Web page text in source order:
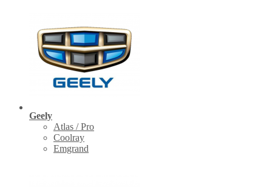
Geely
Atlas / Pro
Coolray
Emgrand